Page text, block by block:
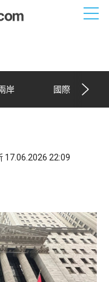
岸 國際
17.06.2026 22:09